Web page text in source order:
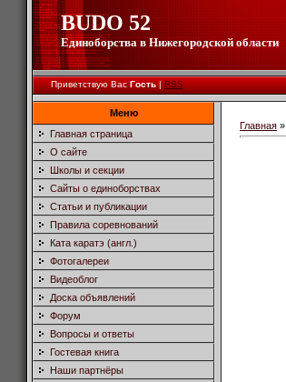
BUDO 52
Единоборства в Нижегородской области
Приветствую Вас Гость|RSS
Меню
Главная страница
О сайте
Школы и секции
Сайты о единоборствах
Статьи и публикации
Правила соревнований
Ката каратэ (англ.)
Фотогалереи
Видеоблог
Доска объявлений
Форум
Вопросы и ответы
Гостевая книга
Наши партнёры
Главная »